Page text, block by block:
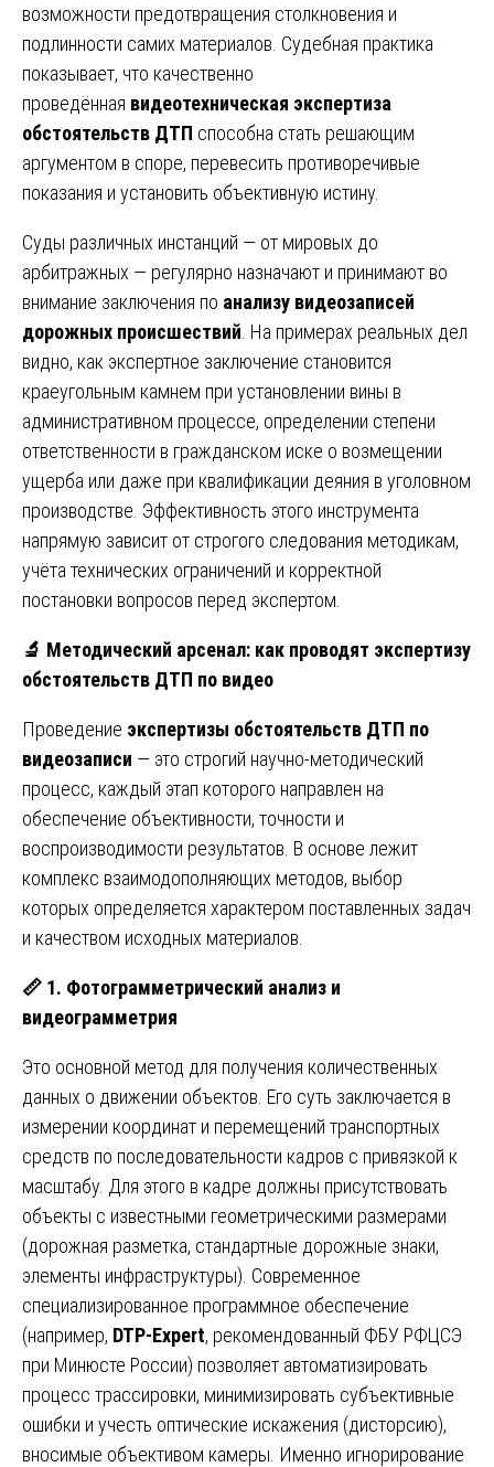
возможности предотвращения столкновения и
подлинности самих материалов. Судебная практика
показывает, что качественно
проведённая видеотехническая экспертиза
обстоятельств ДТП способна стать решающим
аргументом в споре, перевесить противоречивые
показания и установить объективную истину.
Суды различных инстанций — от мировых до
арбитражных — регулярно назначают и принимают во
внимание заключения по анализу видеозаписей
дорожных происшествий . На примерах реальных дел
видно, как экспертное заключение становится
краеугольным камнем при установлении вины в
административном процессе, определении степени
ответственности в гражданском иске о возмещении
ущерба или даже при квалификации деяния в уголовном
производстве. Эффективность этого инструмента
напрямую зависит от строгого следования методикам,
учёта технических ограничений и корректной
постановки вопросов перед экспертом.
🔬 Методический арсенал: как проводят экспертизу
обстоятельств ДТП по видео
Проведение экспертизы обстоятельств ДТП по
видеозаписи — это строгий научно-методический
процесс, каждый этап которого направлен на
обеспечение объективности, точности и
воспроизводимости результатов. В основе лежит
комплекс взаимодополняющих методов, выбор
которых определяется характером поставленных задач
и качеством исходных материалов.
📏 1. Фотограмметрический анализ и
видеограмметрия
Это основной метод для получения количественных
данных о движении объектов. Его суть заключается в
измерении координат и перемещений транспортных
средств по последовательности кадров с привязкой к
масштабу. Для этого в кадре должны присутствовать
объекты с известными геометрическими размерами
(дорожная разметка, стандартные дорожные знаки,
элементы инфраструктуры). Современное
специализированное программное обеспечение
(например, DTP-Expert, рекомендованный ФБУ РФЦСЭ
при Минюсте России) позволяет автоматизировать
процесс трассировки, минимизировать субъективные
ошибки и учесть оптические искажения (дисторсию),
вносимые объективом камеры. Именно игнорирование